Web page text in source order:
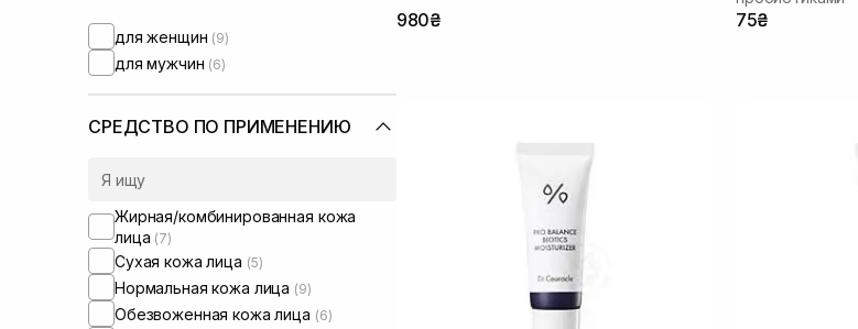
для женщин (9)
для мужчин (6)
СРЕДСТВО ПО ПРИМЕНЕНИЮ
Жирная/комбинированная кожа
лица (7)
Сухая кожа лица (5)
Нормальная кожа лица (9)
Обезвоженная кожа лица (6)
980₴ 75₴